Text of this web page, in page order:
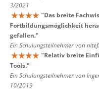
3/2021
"Das breite
Fortbildungsmöglichkeit
gefallen."
Ein Schulungsteilnehmer von
"Relativ breite
Tools."
Ein Schulungsteilnehmer von
10/2019